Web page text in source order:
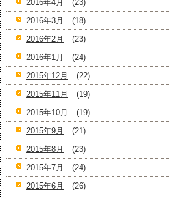
2016年4月
(23)
2016年3月
(18)
2016年2月
(23)
2016年1月
(24)
2015年12月
(22)
2015年11月
(19)
2015年10月
(19)
2015年9月
(21)
2015年8月
(23)
2015年7月
(24)
2015年6月
(26)